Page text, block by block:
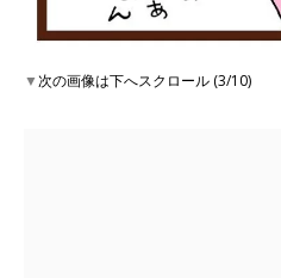
▼次の画像は下へスクロール (3/10)